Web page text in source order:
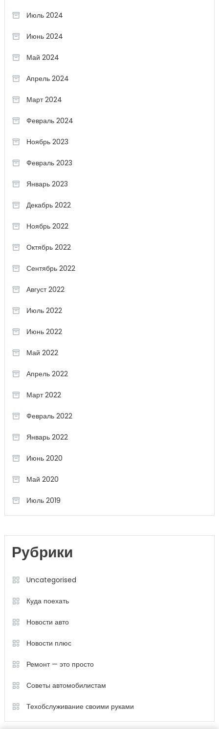
Июль 2024
Июнь 2024
Май 2024
Апрель 2024
Март 2024
Февраль 2024
Ноябрь 2023
Февраль 2023
Январь 2023
Декабрь 2022
Ноябрь 2022
Октябрь 2022
Сентябрь 2022
Август 2022
Июль 2022
Июнь 2022
Май 2022
Апрель 2022
Март 2022
Февраль 2022
Январь 2022
Июнь 2020
Май 2020
Июль 2019
Рубрики
Uncategorised
Куда поехать
Новости авто
Новости плюс
Ремонт — это просто
Советы автомобилистам
Техобслуживание своими руками